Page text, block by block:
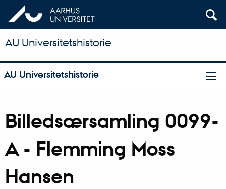
AU Universitetshistorie
AU Universitetshistorie
Billedsærsamling 0099-
A - Flemming Moss
Hansen